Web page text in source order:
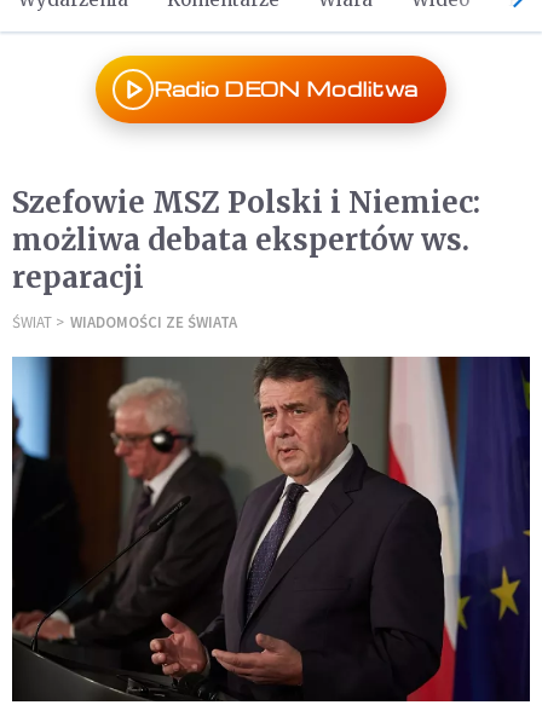
Radio DEON Modlitwa
Szefowie MSZ Polski i Niemiec:
możliwa debata ekspertów ws.
reparacji
ŚWIAT WIADOMOŚCI ZE ŚWIATA